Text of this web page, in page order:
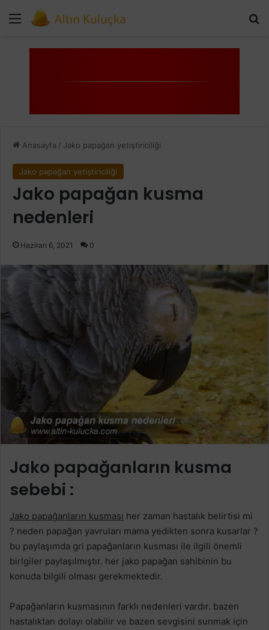
Menü
Anasayfa / Jako papağan yetiştiriciliği
Jako papağan yetiştiriciliği
Jako papağan kusma
nedenleri
Haziran 6, 2021 0
Jako papağanların kusma
sebebi :
Jako papağanların kusması her zaman hastalık belirtisi mi
? neden papağan yavruları mama yedikten sonra kusarlar ?
bu paylaşımda gri papağanların kusması ile ilgili önemli
birlgiler paylaşılmıştır. her jako papağan sahibinin bu
konuda bilgili olması gerekmektedir.
Papağanların kusmasının farklı nedenleri vardır. bazen
hastalıktan dolayı olabilir ve bazen sevgisini sunmak için